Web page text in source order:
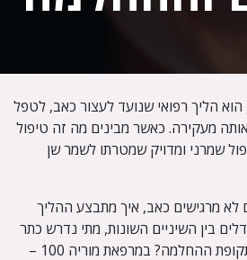
הוא הליך רפואי שנועד לעצור כאב, לטפל
אותה מעקירה. כאשר מבינים מה זה טיפול
שמרני ומדויק שמטרתו לשמר שן
לא מרגישים כאב, איך מתבצע ההליך
בין השיניים השונות, מתי נדרש כתר
לאחר הטיפול ומה צפוי בתקופת ההחלמה? במרפאת מוריה 100 –